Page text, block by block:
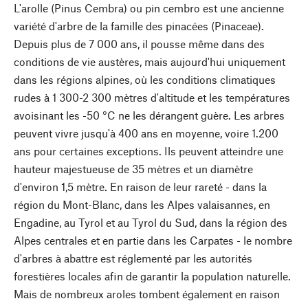
L'arolle (Pinus Cembra) ou pin cembro est une ancienne
variété d'arbre de la famille des pinacées (Pinaceae).
Depuis plus de 7 000 ans, il pousse même dans des
conditions de vie austères, mais aujourd'hui uniquement
dans les régions alpines, où les conditions climatiques
rudes à 1 300-2 300 mètres d'altitude et les températures
avoisinant les -50 °C ne les dérangent guère. Les arbres
peuvent vivre jusqu'à 400 ans en moyenne, voire 1.200
ans pour certaines exceptions. Ils peuvent atteindre une
hauteur majestueuse de 35 mètres et un diamètre
d'environ 1,5 mètre. En raison de leur rareté - dans la
région du Mont-Blanc, dans les Alpes valaisannes, en
Engadine, au Tyrol et au Tyrol du Sud, dans la région des
Alpes centrales et en partie dans les Carpates - le nombre
d'arbres à abattre est réglementé par les autorités
forestières locales afin de garantir la population naturelle.
Mais de nombreux aroles tombent également en raison